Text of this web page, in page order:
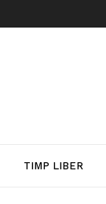
TIMP LIBER